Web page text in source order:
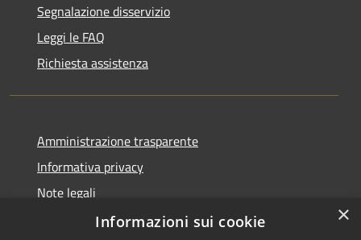
Segnalazione disservizio
Leggi le FAQ
Richiesta assistenza
Amministrazione trasparente
Informativa privacy
Note legali
Dichiarazione di accessibilità
×
Informazioni sui cookie